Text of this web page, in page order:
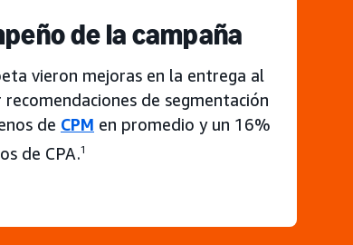
de la campaña
vieron mejoras en la entrega al
de segmentación
de CPM en promedio y un 16%
de CPA.1